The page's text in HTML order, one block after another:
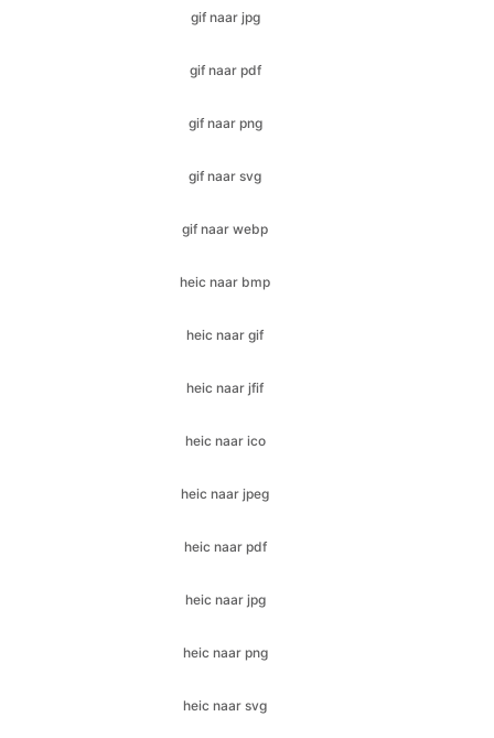
gif naar png
gif naar svg
gif naar webp
heic naar bmp
heic naar gif
heic naar jfif
heic naar ico
heic naar jpeg
heic naar pdf
heic naar jpg
heic naar png
heic naar svg
heic naar webp
jfif naar bmp